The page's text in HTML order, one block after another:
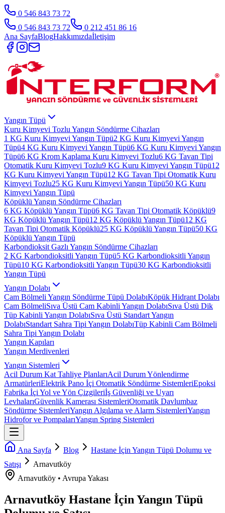
0 546 843 73 72
0 546 843 73 72
0 212 451 86 16
Ana SayfaBlogHakkımızdaİletişim
Yangın Tüpü
Kuru Kimyevi Tozlu Yangın Söndürme Cihazları
1 KG Kuru Kimyevi Yangın Tüpü2 KG Kuru Kimyevi Yangın
Tüpü4 KG Kuru Kimyevi Yangın Tüpü6 KG Kuru Kimyevi Yangın
Tüpü6 KG Krom Kaplama Kuru Kimyevi Tozlu6 KG Tavan Tipi
Otomatik Kuru Kimyevi Tozlu9 KG Kuru Kimyevi Yangın Tüpü12
KG Kuru Kimyevi Yangın Tüpü12 KG Tavan Tipi Otomatik Kuru
Kimyevi Tozlu25 KG Kuru Kimyevi Yangın Tüpü50 KG Kuru
Kimyevi Yangın Tüpü
Köpüklü Yangın Söndürme Cihazları
6 KG Köpüklü Yangın Tüpü6 KG Tavan Tipi Otomatik Köpüklü9
KG Köpüklü Yangın Tüpü12 KG Köpüklü Yangın Tüpü12 KG
Tavan Tipi Otomatik Köpüklü25 KG Köpüklü Yangın Tüpü50 KG
Köpüklü Yangın Tüpü
Karbondioksit Gazlı Yangın Söndürme Cihazları
2 KG Karbondioksitli Yangın Tüpü5 KG Karbondioksitli Yangın
Tüpü10 KG Karbondioksitli Yangın Tüpü30 KG Karbondioksitli
Yangın Tüpü
Yangın Dolabı
Cam Bölmeli Yangın Söndürme Tüpü DolabıKöpük Hidrant Dolabı
Cam BölmeliSıva Üstü Cam Kabinli Yangın DolabıSıva Üstü Dik
Tüp Kabinli Yangın DolabıSıva Üstü Standart Yangın
DolabıStandart Sahra Tipi Yangın DolabıTüp Kabinli Cam Bölmeli
Sahra Tipi Yangın Dolabı
Yangın Kapıları
Yangın Merdivenleri
Yangın Sistemleri
Acil Durum Kat Tahliye PlanlarıAcil Durum Yönlendirme
ArmatürleriElektrik Pano İçi Otomatik Söndürme SistemleriEpoksi
Fabrika İçi Yol ve Yön Çizgileriİş Güvenliği ve Uyarı
LevhalarıGüvenlik Kamerası SistemleriOtomatik Davlumbaz
Söndürme SistemleriYangın Algılama ve Alarm SistemleriYangın
Hidrofor ve PompalarıYangın Spring Sistemleri
Ana Sayfa Blog
Hastane İçin Yangın Tüpü Dolumu ve
Satışı
Arnavutköy
Arnavutköy • Avrupa Yakası
Arnavutköy Hastane İçin Yangın Tüpü